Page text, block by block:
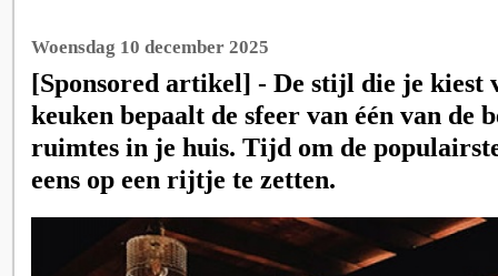
Woensdag 10 december 2025
[Sponsored artikel] - De stijl die je kiest
keuken bepaalt de sfeer van één van de
ruimtes in je huis. Tijd om de
eens op een rijtje te zetten.